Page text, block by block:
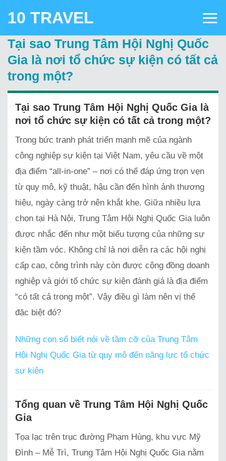
10 TRAVEL
Tại sao Trung Tâm Hội Nghị Quốc
Gia là nơi tổ chức sự kiện có tất cả
trong một?
Tại sao Trung Tâm Hội Nghị Quốc Gia là
nơi tổ chức sự kiện có tất cả trong một?
Trong bức tranh phát triển mạnh mẽ của ngành
công nghiệp sự kiện tại Việt Nam, yêu cầu về một
địa điểm “all-in-one” – nơi có thể đáp ứng trọn vẹn
từ quy mô, kỹ thuật, hậu cần đến hình ảnh thương
hiệu, ngày càng trở nên khắt khe. Giữa nhiều lựa
chọn tại Hà Nội, Trung Tâm Hội Nghị Quốc Gia luôn
được nhắc đến như một biểu tượng của những sự
kiện tầm vóc. Không chỉ là nơi diễn ra các hội nghị
cấp cao, công trình này còn được cộng đồng doanh
nghiệp và giới tổ chức sự kiện đánh giá là địa điểm
“có tất cả trong một”. Vậy điều gì làm nên vị thế
đặc biệt đó?
Những con số biết nói về tầm cỡ của Trung Tâm
Hội Nghị Quốc Gia từ quy mô đến năng lực tổ chức
sự kiện
Tổng quan về Trung Tâm Hội Nghị Quốc
Gia
Tọa lạc trên trục đường Phạm Hùng, khu vực Mỹ
Đình – Mễ Trì, Trung Tâm Hội Nghị Quốc Gia nằm